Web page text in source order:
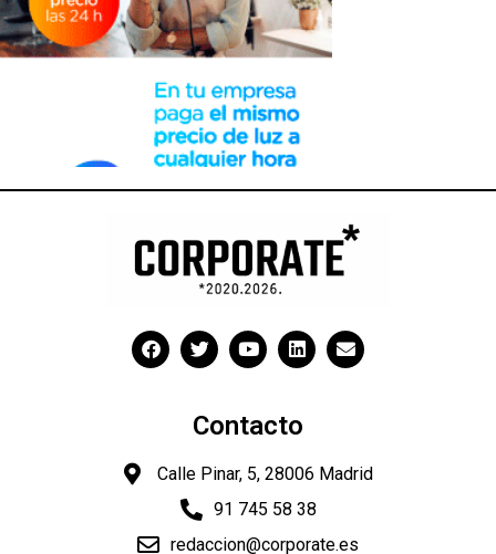
Contacto
Calle Pinar, 5, 28006 Madrid
91 745 58 38
redaccion@corporate.es